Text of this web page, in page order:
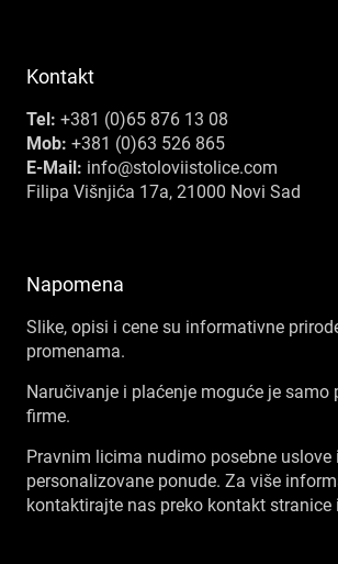
Kontakt
Tel: +381 (0)65 876 13 08
Mob: +381 (0)63 526 865
E-Mail: info@stoloviistolice.com
Filipa Višnjića 17a, 21000 Novi Sad
Napomena
Slike, opisi i cene su informativne
promenama.
Naručivanje i plaćenje moguće je samo
firme.
Pravnim licima nudimo posebne uslove i
personalizovane ponude. Za više
kontaktirajte nas preko kontakt stranice